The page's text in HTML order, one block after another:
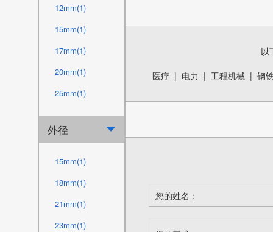
12mm(1)
15mm(1)
17mm(1)
20mm(1)
25mm(1)
30mm(1)
35mm(1)
40mm(1)
45mm(1)
50mm(1)
55mm(1)
外径 
15mm(1)
18mm(1)
21mm(1)
23mm(1)
以
医疗 | 电力 |工程机械 |钢